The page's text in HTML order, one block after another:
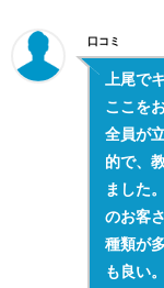
口コミ
上尾で
ここを
全員が
的で、
ました
のお客
種類が
も良い